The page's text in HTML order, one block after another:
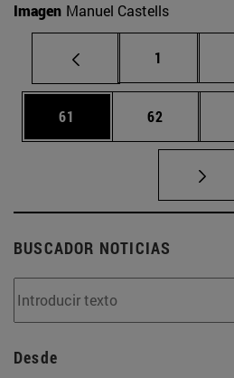
Imagen Manuel Castells
Página
1
Página
61 Página
62
BUSCADOR NOTICIAS
Desde